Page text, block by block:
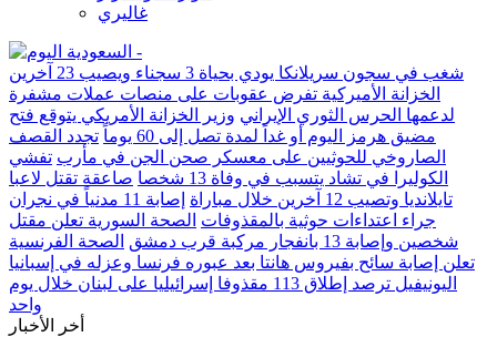
غاليري
شغب في سجون سريلانكا يودي بحياة 3 سجناء ويصيب 23 آخرين
الخزانة الأميركية تفرض عقوبات على منصات عملات مشفرة
لدعمها الحرس الثوري الإيراني وزير الخزانة الأمريكي يتوقع فتح
مضيق هرمز اليوم أو غداً لمدة تصل إلى 60 يوماً
تجدد القصف
الصاروخي للحوثيين على معسكر صحن الجن في مأرب تفشي
الكوليرا في تشاد يتسبب في وفاة 13 شخصا
صاعقة تقتل لاعبا
تايلانديا وتصيب 12 آخرين خلال مباراة
إصابة 11 مدنياً في نجران
جراء اعتداءات حوثية بالمقذوفات الصحة السورية تعلن مقتل
شخصين وإصابة 13 بانفجار مركبة قرب دمشق
الصحة الفرنسية
تعلن إصابة سائح بفيروس هانتا بعد عبوره فرنسا وعزله في إسبانيا
اليونيفيل ترصد إطلاق 113 مقذوفا إسرائيليا على لبنان خلال يوم
واحد
أخر الأخبار